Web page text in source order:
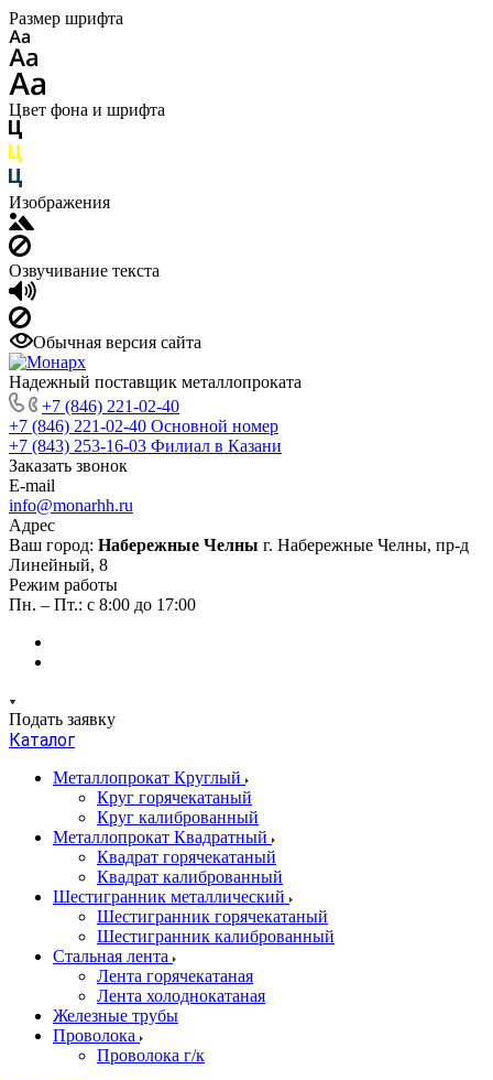
Размер шрифта
Цвет фона и шрифта
Изображения
Озвучивание текста
Обычная версия сайта
Надежный поставщик металлопроката
+7 (846) 221-02-40
+7 (846) 221-02-40 Основной номер
+7 (843) 253-16-03 Филиал в Казани
Заказать звонок
E-mail
info@monarhh.ru
Адрес
Ваш город: Набережные Челны г. Набережные Челны, пр-д
Линейный, 8
Режим работы
Пн. – Пт.: с 8:00 до 17:00
Подать заявку
Каталог
Металлопрокат Круглый
Круг горячекатаный
Круг калиброванный
Металлопрокат Квадратный
Квадрат горячекатаный
Квадрат калиброванный
Шестигранник металлический
Шестигранник горячекатаный
Шестигранник калиброванный
Стальная лента
Лента горячекатаная
Лента холоднокатаная
Железные трубы
Проволока
Проволока г/к